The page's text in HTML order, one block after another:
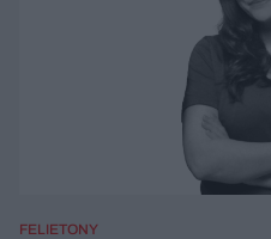
FELIETONY